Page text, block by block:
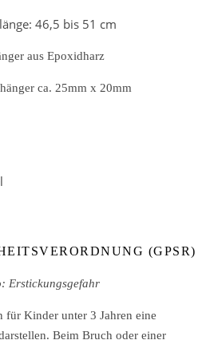
46,5 bis 51 cm
aus Epoxidharz
ca. 25mm x 20mm
(GPSR)
Erstickungsgefahr
für Kinder unter 3 Jahren eine
Beim Bruch oder einer